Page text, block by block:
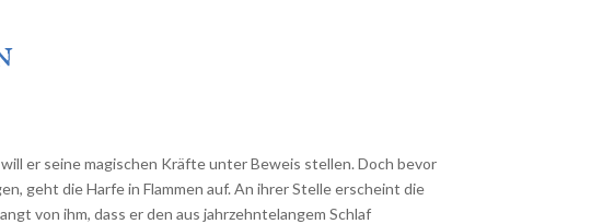
er seine magischen Kräfte unter Beweis stellen. Doch bevor
geht die Harfe in Flammen auf. An ihrer Stelle erscheint die
von ihm, dass er den aus jahrzehntelangem Schlaf